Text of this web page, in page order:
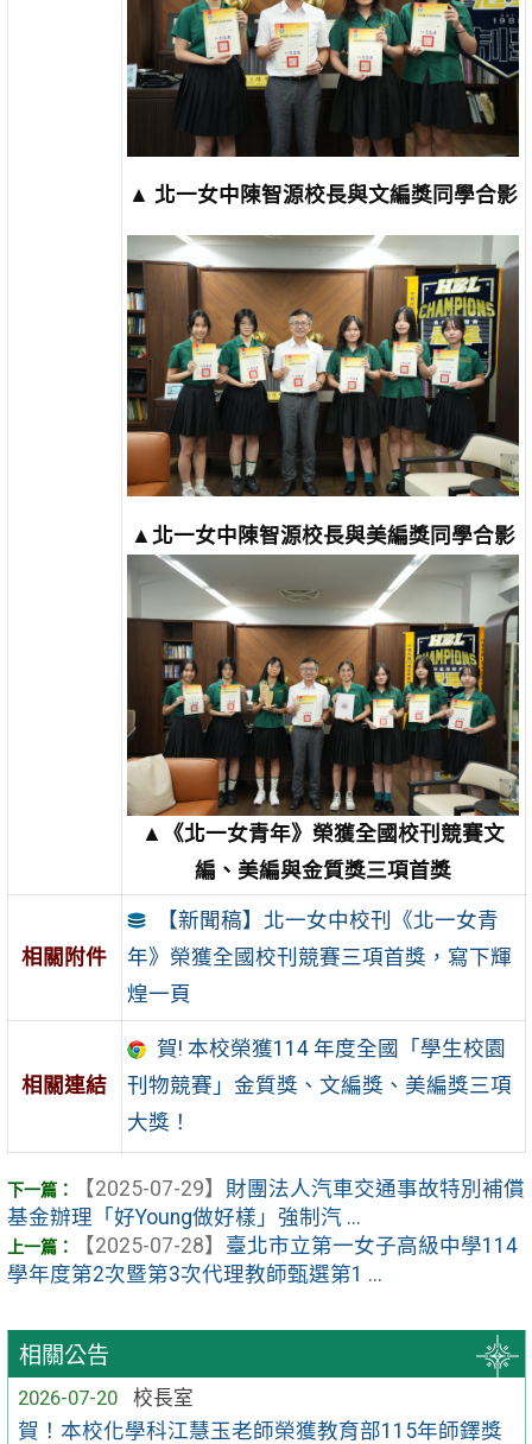
相關公告
2026-07-20
校長室
賀！本校化學科江慧玉老師榮獲教育部115年師鐸獎
▲ 北一女中陳智源校長與文編獎同學合影
▲北一女中陳智源校長與美編獎同學合影
▲
《北一女青年》榮獲全國校刊競賽文
編、美編與金質獎三項首獎
相關附件
【新聞稿】北一女中校刊《北一女青
年》榮獲全國校刊競賽三項首獎，寫下輝
煌一頁
相關連結
賀! 本校榮獲114 年度全國「學生校園
刊物競賽」金質獎、文編獎、美編獎三項
大獎！
【2025-07-29】 財團法人汽車交通事故特別補償
基金辦理「好Young做好樣」強制汽 ...
【2025-07-28】 臺北市立第一女子高級中學114
學年度第2次暨第3次代理教師甄選第1 ...